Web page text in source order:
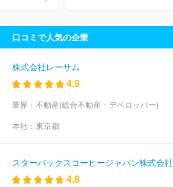
口コミで人気の企業
株式会社レーサム
4.9
業界： 不動産(総合不動産・デベロッパー)
本社： 東京都
スターバックスコーヒージャパン株式会社
4.8